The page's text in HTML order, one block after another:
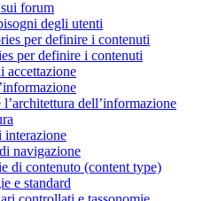
forum
degli utenti
per definire i contenuti
per definire i contenuti
accettazione
dell’informazione
interazione
navigazione
di contenuto (content type)
e standard